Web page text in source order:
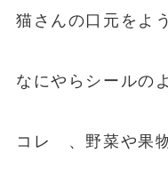
猫さんの口元をよ
なにやらシールの
コレ 、野菜や果